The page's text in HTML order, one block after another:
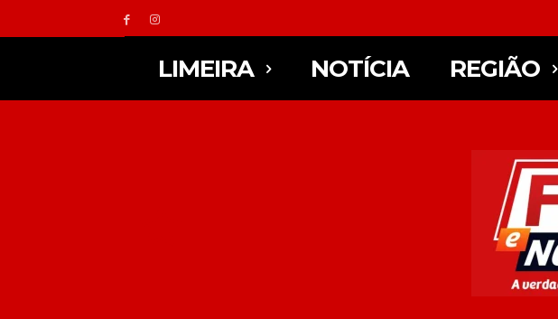
LIMEIRA NOTÍCIA REGIÃO